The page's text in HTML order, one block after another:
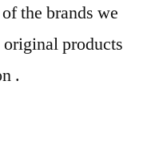
the brands we
products
.